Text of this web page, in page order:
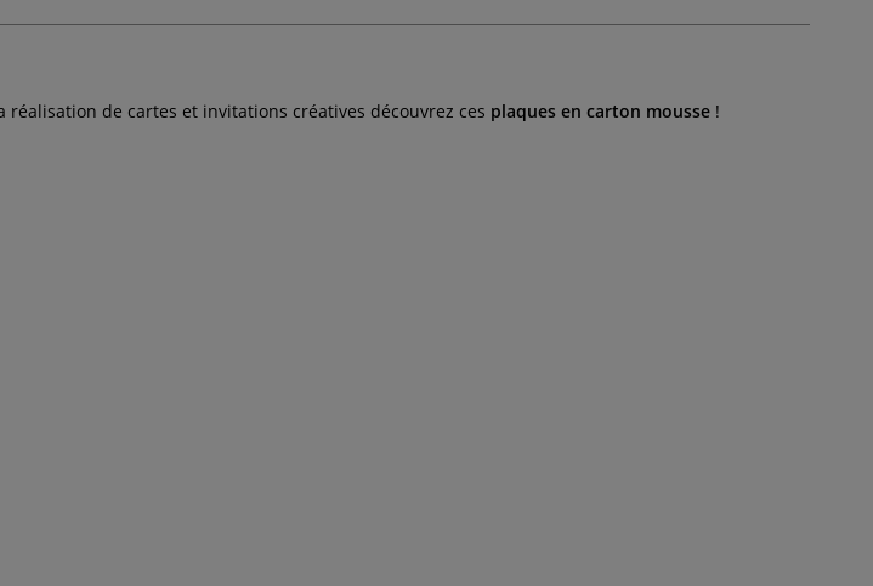
de cartes et invitations créatives découvrez ces plaques en carton mousse !